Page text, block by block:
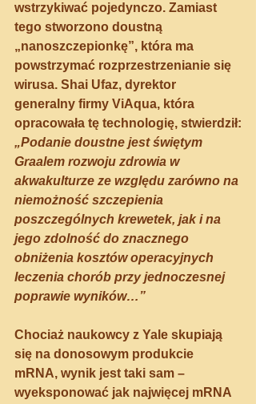
wstrzykiwać pojedynczo. Zamiast
tego stworzono doustną
„nanoszczepionkę”, która ma
powstrzymać rozprzestrzenianie się
wirusa. Shai Ufaz, dyrektor
generalny firmy ViAqua, która
opracowała tę technologię, stwierdził:
„Podanie doustne jest świętym
Graalem rozwoju zdrowia w
akwakulturze ze względu zarówno na
niemożność szczepienia
poszczególnych krewetek, jak i na
jego zdolność do znacznego
obniżenia kosztów operacyjnych
leczenia chorób przy jednoczesnej
poprawie wyników…”
Chociaż naukowcy z Yale skupiają
się na donosowym produkcie
mRNA, wynik jest taki sam –
wyeksponować jak najwięcej mRNA